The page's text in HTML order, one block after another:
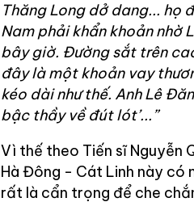
Thăng Long dở dang... họ
Nam phải khẩn khoản nhờ
bây giờ. Đường sắt trên
đây là một khoản vay
kéo dài như thế. Anh Lê
bậc thầy về đút lót’...”
Vì thế theo Tiến sĩ Nguyễn
Hà Đông - Cát Linh này có
rất là cẩn trọng để che